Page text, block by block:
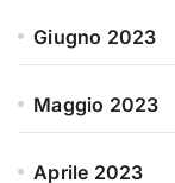
Giugno 2023
Maggio 2023
Aprile 2023